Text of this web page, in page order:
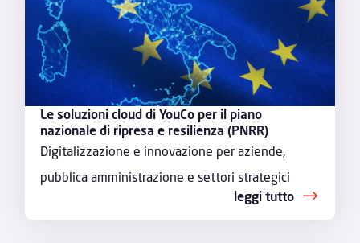
Le soluzioni cloud di YouCo per il piano
nazionale di ripresa e resilienza (PNRR)
Digitalizzazione e innovazione per aziende,
pubblica amministrazione e settori strategici
leggi tutto